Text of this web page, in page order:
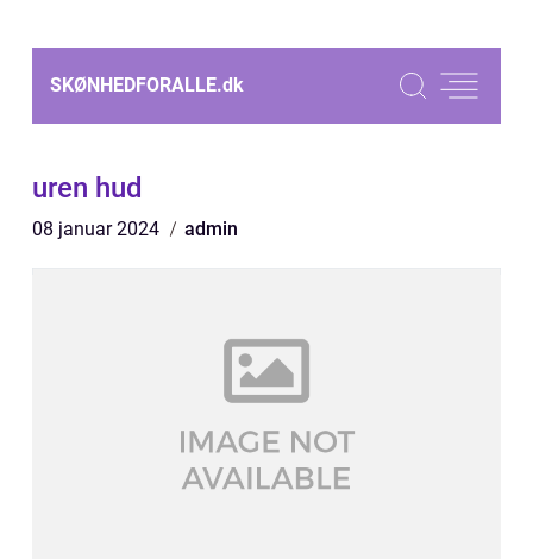
SKØNHEDFORALLE.dk
uren hud
08 januar 2024 admin